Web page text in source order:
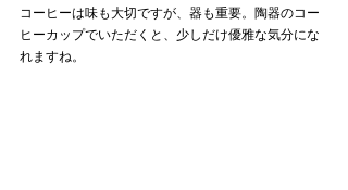
コーヒーは味も大切ですが、器も重要。陶器のコー
ヒーカップでいただくと、少しだけ優雅な気分にな
れますね。